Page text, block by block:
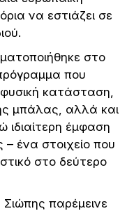
να εστιάζει σε
στο
που
κατάσταση,
μπάλας, αλλά και
ιδιαίτερη έμφαση
– ένα στοιχείο που
στο δεύτερο
παρέμεινε